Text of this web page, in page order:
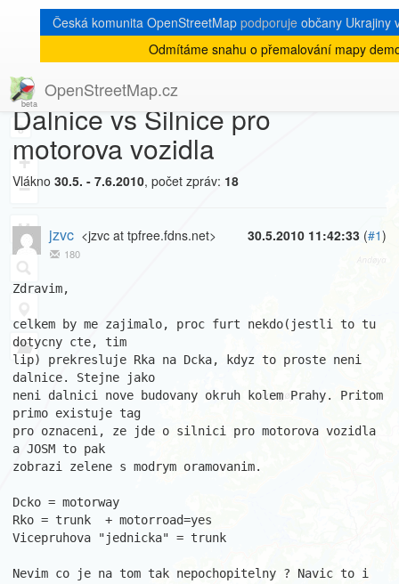
Česká komunita OpenStreetMap podporuje občany Ukrajiny
Odmítáme snahu o přemalování mapy
OpenStreetMap.cz
8
+
−
« zpět na výpis měsíce
[Talk-cz]
Dalnice vs Silnice pro
motorova vozidla
Vlákno 30.5. - 7.6.2010, počet zpráv: 18
30.5.2010 11:42:33 (#1)
jzvc <jzvc at tpfree.fdns.net>
180
Zdravim,
celkem by me zajimalo, proc furt nekdo(jestli to tu
dotycny cte, tim
lip) prekresluje Rka na Dcka, kdyz to proste neni
dalnice. Stejne jako
neni dalnici nove budovany okruh kolem Prahy. Pritom
primo existuje tag
pro oznaceni, ze jde o silnici pro motorova vozidla
a JOSM to pak
zobrazi zelene s modrym oramovanim.
Dcko = motorway
Rko = trunk  + motorroad=yes
Vicepruhova "jednicka" = trunk
Nevim co je na tom tak nepochopitelny ? Navic to i